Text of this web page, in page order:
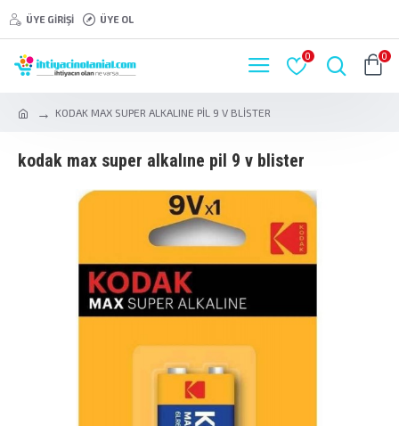
ÜYE GIRIŞI ÜYE OL
0 0
KODAK MAX SUPER ALKALINE PİL 9 V BLİSTER
kodak max super alkaline pi̇l 9 v bli̇ster